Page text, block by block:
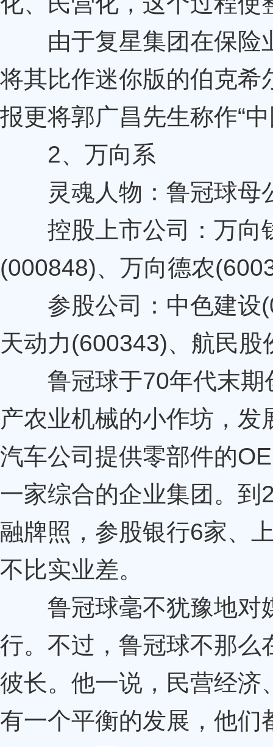
由于复星集团在保险
将其比作迷你版的伯克希
报更将郭广昌先生称作“
2、万向系
灵魂人物：鲁冠球母
控股上市公司：万向
(000848)、万向德农
参股公司：中色建设
天动力(600343)、航民股
鲁冠球于70年代末期
产农业机械的小作坊，
汽车公司提供零部件的
一家综合的企业集团。
融牌照，参股银行6家、
不比实业差。
鲁冠球毫不犹豫地对
行。不过，鲁冠球不那么
彼长。他一说，民营经济
有一个平衡的发展，他们